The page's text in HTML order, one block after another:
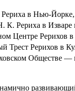
в Нью-
К. Рериха в
Центре
Рерихов в
Обществе —